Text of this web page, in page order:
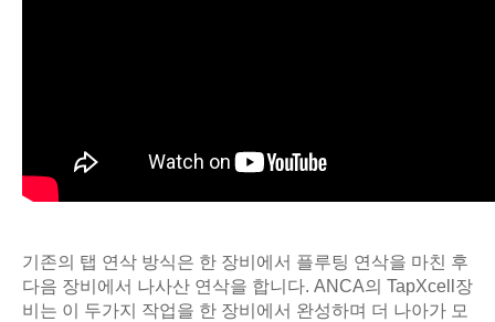
기존의 탭 연삭 방식은 한 장비에서 플루팅 연삭을 마친 후
다음 장비에서 나사산 연삭을 합니다. ANCA의 TapXcell장
비는 이 두가지 작업을 한 장비에서 완성하며 더 나아가 모